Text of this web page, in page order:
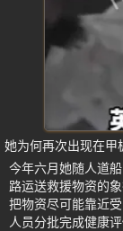
她为何再次出现在甲
今年六月她随人道
路运送救援物资的
把物资尽可能靠近
人员分批完成健康